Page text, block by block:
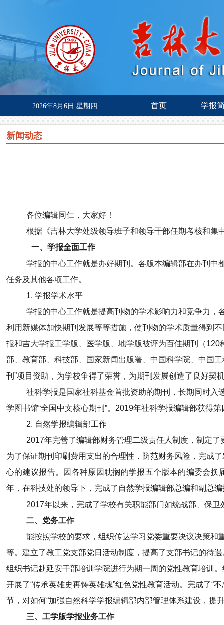
2026年8月6日 星期四 首页 学报
新闻动态
各位编辑同仁，大家好！
根据《吉林大学处级领导班子和领导干部任期考核和
一、学报全面工作
学报的中心工作就是办好期刊。各版本编辑部在办刊
任务及其他各项工作。
1. 学报学术水平
学报的中心工作就是提高刊物的学术影响力和竞争力
利用新媒体加快期刊发展等等措施，使刊物的学术质量得到
报和吉大学报工学版、医学版、地学版被评为百佳期刊（
部、教育部、科技部、国家新闻出版署、中国科学院、中国
刊”项目资助，为学校争得了荣誉，为期刊发展创造了良好契
社科学报是国家社科基金首批资助的期刊，长期同时入
学图书馆“全国中文核心期刊”。2019年社科学报编辑部获得
2. 自然学报编辑部工作
2017年完善了编辑部财务管理二级责任人制度，制定
为了保证期刊印刷费用支出的合理性，防范财务风险，完成
心的建议报告。因各种原因耽搁的学报五个版本的编委会
年，在科技处的领导下，完成了自然学报编辑部总编和副总
2017年以来，完成了学校有关职能部门如统战部、保
二、党务工作
能按照学校的要求，组织传达学习党委重要决议决策和
等。建立了教工党支部党日活动制度，提高了支部书记的待
组织书记赴延安干部培训学院进行为期一周的党性教育培训
开展了“传承英雄史再铸英雄魂”红色党性教育活动。完成了“
节，对如何“加强自然科学学报编辑部内部管理体系建设，提
三、工学版学报业务工作